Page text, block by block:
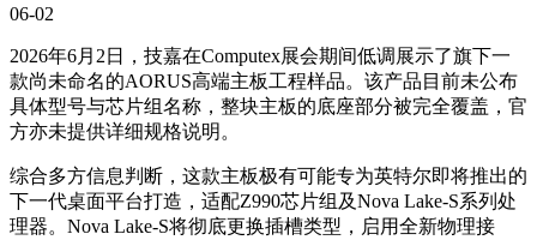
06-02
2026年6月2日，技嘉在Computex展会期间低调展示了旗下一
款尚未命名的AORUS高端主板工程样品。该产品目前未公布
具体型号与芯片组名称，整块主板的底座部分被完全覆盖，官
方亦未提供详细规格说明。
综合多方信息判断，这款主板极有可能专为英特尔即将推出的
下一代桌面平台打造，适配Z990芯片组及Nova Lake-S系列处
理器。Nova Lake-S将彻底更换插槽类型，启用全新物理接